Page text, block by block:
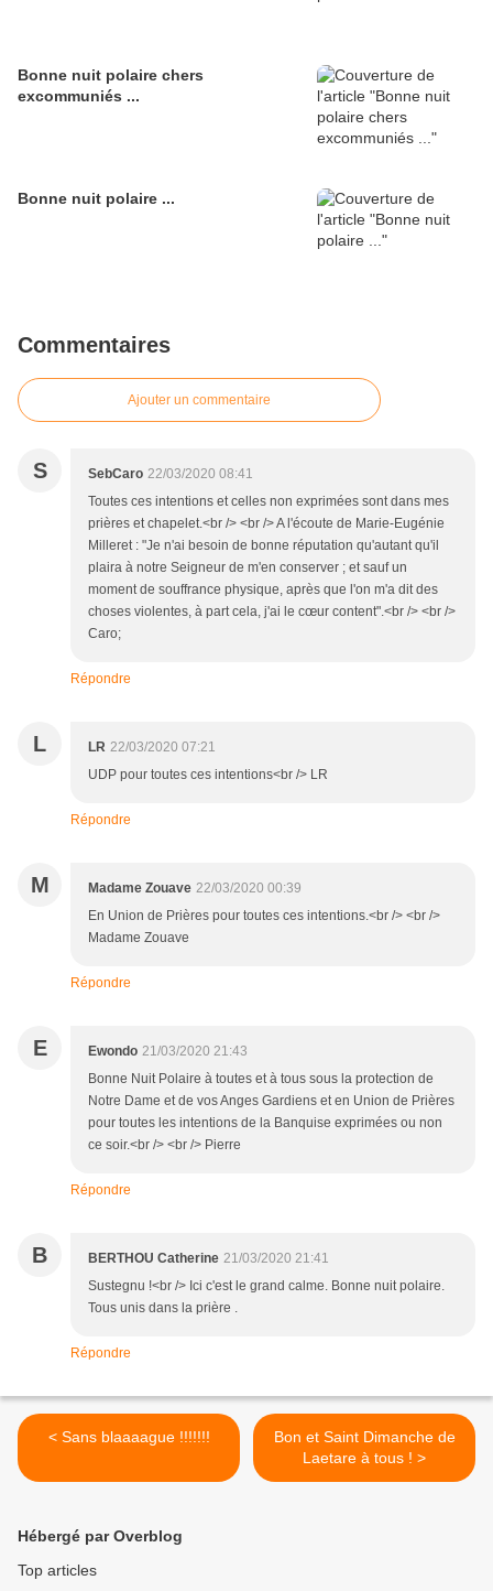
Bonne nuit polaire chers
excommuniés ...
Bonne nuit polaire ...
Commentaires
Ajouter un commentaire
S SebCaro 22/03/2020 08:41
Toutes ces intentions et celles non exprimées sont dans mes
prières et chapelet.<br /> <br /> A l'écoute de Marie-Eugénie
Milleret : "Je n'ai besoin de bonne réputation qu'autant qu'il
plaira à notre Seigneur de m'en conserver ; et sauf un
moment de souffrance physique, après que l'on m'a dit des
choses violentes, à part cela, j'ai le cœur content".<br /> <br />
Caro;
Répondre
L LR 22/03/2020 07:21
UDP pour toutes ces intentions<br /> LR
Répondre
M Madame Zouave 22/03/2020 00:39
En Union de Prières pour toutes ces intentions.<br /> <br />
Madame Zouave
Répondre
E Ewondo 21/03/2020 21:43
Bonne Nuit Polaire à toutes et à tous sous la protection de
Notre Dame et de vos Anges Gardiens et en Union de Prières
pour toutes les intentions de la Banquise exprimées ou non
ce soir.<br /> <br /> Pierre
Répondre
B BERTHOU Catherine 21/03/2020 21:41
Sustegnu !<br /> Ici c'est le grand calme. Bonne nuit polaire.
Tous unis dans la prière .
Répondre
< Sans blaaaague !!!!!!!
Bon et Saint Dimanche de
Laetare à tous ! >
Hébergé par Overblog
Top articles